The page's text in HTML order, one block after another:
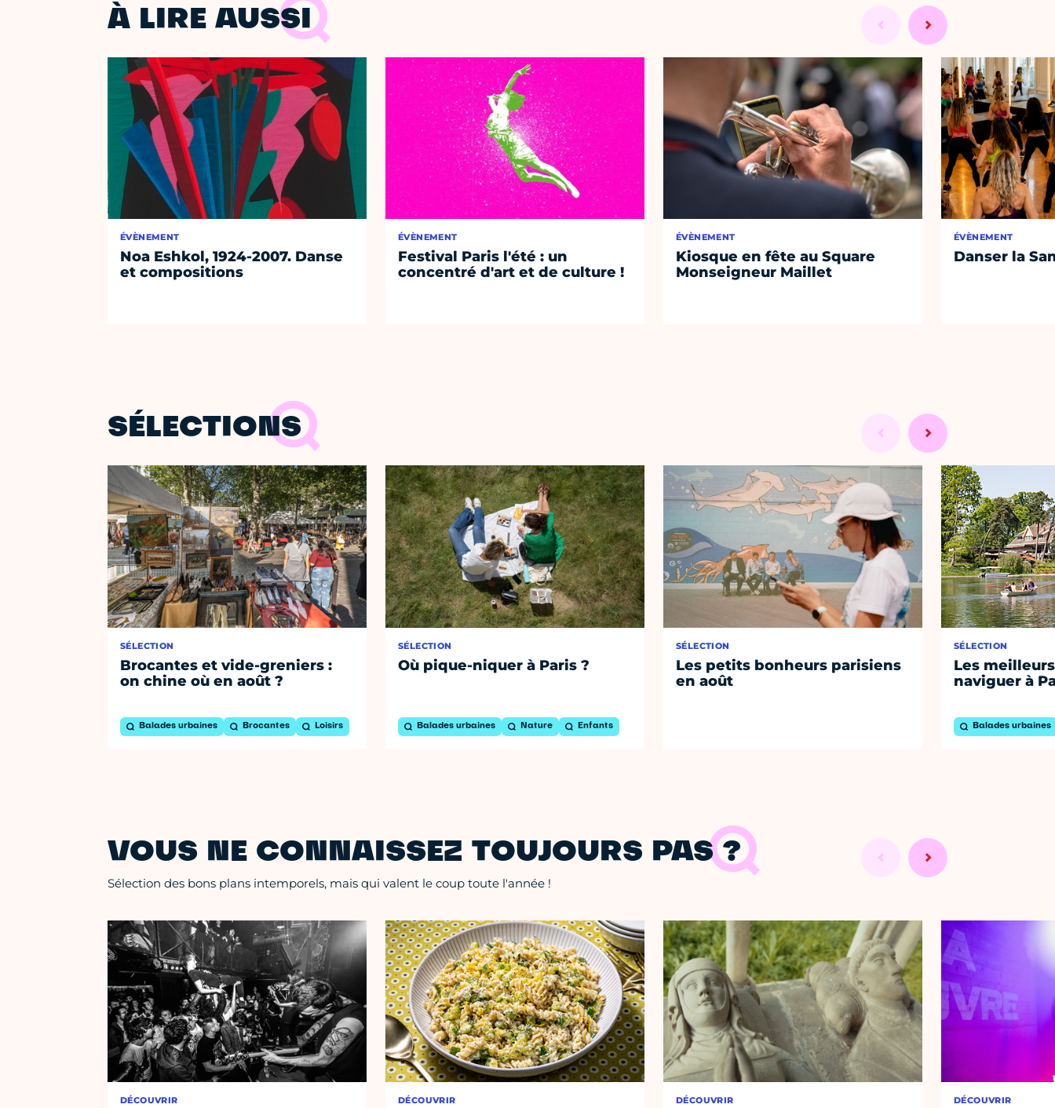
À LIRE AUSSI
ÉVÈNEMENT
Noa Eshkol, 1924-2007. Danse
et compositions
ÉVÈNEMENT
Festival Paris l'été : un
concentré d'art et de culture !
ÉVÈNEMENT
Kiosque en fête au Square
Monseigneur Maillet
ÉVÈNEMENT
Danser la
SÉLECTIONS
SÉLECTION
Brocantes et vide-greniers :
on chine où en août ?
Balades urbaines Brocantes Loisirs
SÉLECTION
Où pique-niquer à Paris ?
Balades urbaines Nature Enfants
SÉLECTION
Les petits bonheurs parisiens
en août
SÉLECTION
Les
naviguer à
Balades urbaines
VOUS NE CONNAISSEZ TOUJOURS PAS ?
Sélection des bons plans intemporels, mais qui valent le coup toute l'année !
DÉCOUVRIR DÉCOUVRIR DÉCOUVRIR DÉCOUVRIR